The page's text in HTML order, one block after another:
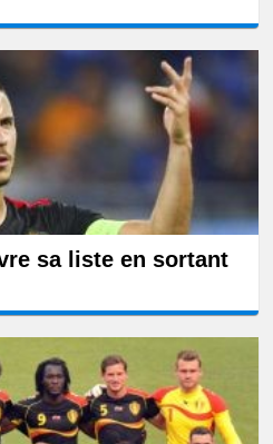
sa liste en sortant